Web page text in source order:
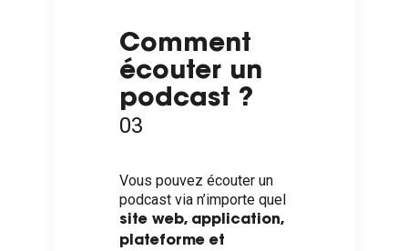
Comment
écouter un
podcast ?
03
Vous pouvez écouter un
podcast via n’importe quel
site web, application,
plateforme et